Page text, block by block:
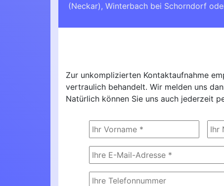
(Neckar) , Winterbach bei Schorndorf
Zur unkomplizierten Kontaktaufnahme
vertraulich behandelt. Wir melden uns
Natürlich können Sie uns auch jederzeit